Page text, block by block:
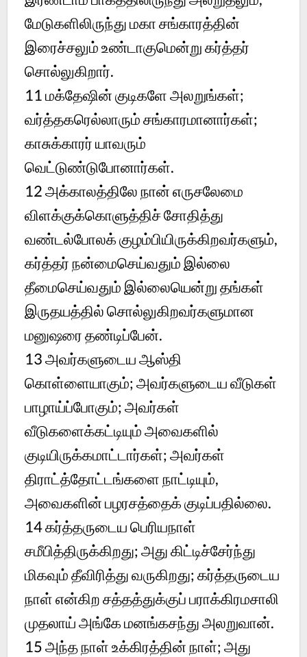
மேடுகளிலிருந்து மகா சங்காரத்தின்
இரைச்சலும் உண்டாகுமென்று கர்த்தர்
சொல்லுகிறார்.
11மக்தேஷின் குடிகளே அலறுங்கள்;
வர்த்தகரெல்லாரும் சங்காரமானார்கள்;
காசுக்காரர் யாவரும்
வெட்டுண்டுபோனார்கள்.
12அக்காலத்திலே நான் எருசலேமை
விளக்குக்கொளுத்திச் சோதித்து
வண்டல்போலக் குழம்பியிருக்கிறவர்களும்,
கர்த்தர் நன்மைசெய்வதும் இல்லை
தீமைசெய்வதும் இல்லையென்று தங்கள்
இருதயத்தில் சொல்லுகிறவர்களுமான
மனுஷரை தண்டிப்பேன்.
13அவர்களுடைய ஆஸ்தி
கொள்ளையாகும்; அவர்களுடைய வீடுகள்
பாழாய்ப்போகும்; அவர்கள்
வீடுகளைக்கட்டியும் அவைகளில்
குடியிருக்கமாட்டார்கள்; அவர்கள்
திராட்த்தோட்டங்களை நாட்டியும்,
அவைகளின் பழரசத்தைக் குடிப்பதில்லை.
14கர்த்தருடைய பெரியநாள்
சமீபித்திருக்கிறது; அது கிட்டிச்சேர்ந்து
மிகவும் தீவிரித்து வருகிறது; கர்த்தருடைய
நாள் என்கிற சத்தத்துக்குப் பராக்கிரமசாலி
முதலாய் அங்கே மனங்கசந்து அலறுவான்.
15அந்த நாள் உக்கிரத்தின் நாள்; அது